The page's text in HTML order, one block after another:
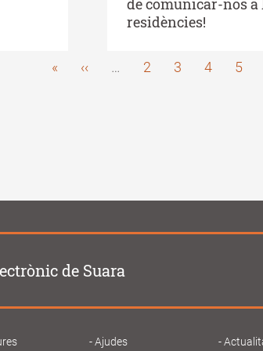
de comunicar-nos a
residències!
Pagination
First
«
Previous
‹‹ … Page
2 Page
3 Page
4 Page
5
de Suara
Ajudes